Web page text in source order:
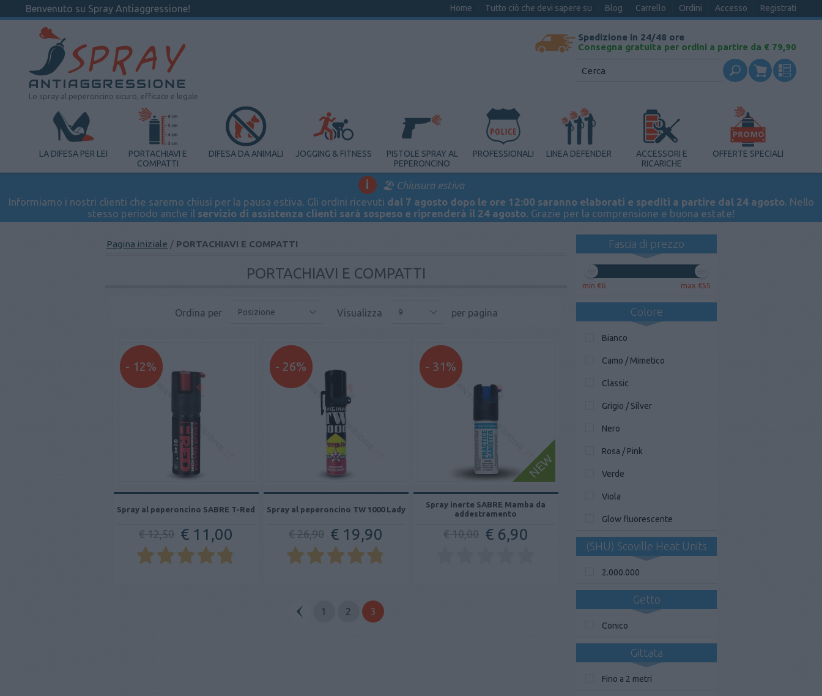
Benvenuto su Spray Antiaggressione! Accesso Registrati
Home Tutto ciò che devi sapere su Blog Carrello Ordini
Lo spray al peperoncino sicuro, efficace e legale
Spedizione in 24/48 ore
Consegna gratuita per ordini a partire da € 79,90
LA DIFESA PER LEI
PORTACHIAVI E
COMPATTI
DIFESA DA ANIMALI JOGGING & FITNESS
PISTOLE SPRAY AL
PEPERONCINO
PROFESSIONALI LINEA DEFENDER
ACCESSORI E
RICARICHE
OFFERTE SPECIALI
i
🏖️ Chiusura estiva
Informiamo i nostri clienti che saremo chiusi per la pausa estiva. Gli ordini ricevuti dal 7 agosto dopo le ore 12:00 saranno elaborati e spediti a partire dal 24 agosto. Nello
stesso periodo anche il servizio di assistenza clienti sarà sospeso e riprenderà il 24 agosto. Grazie per la comprensione e buona estate!
Pagina iniziale / PORTACHIAVI E COMPATTI
PORTACHIAVI E COMPATTI
Ordina per Posizione Visualizza 9 per pagina
- 12%
Spray al peperoncino SABRE T-Red
€ 12,50 € 11,00
- 26%
Spray al peperoncino TW 1000 Lady
€ 26,90 € 19,90
- 31%
Spray inerte SABRE Mamba da
addestramento
€ 10,00 € 6,90
1 2 3
Fascia di prezzo
6 55
Colore
Bianco
Camo / Mimetico
Classic
Grigio / Silver
Nero
Rosa / Pink
Verde
Viola
Glow fluorescente
(SHU) Scoville Heat Units
2.000.000
Getto
Conico
Gittata
Fino a 2 metri